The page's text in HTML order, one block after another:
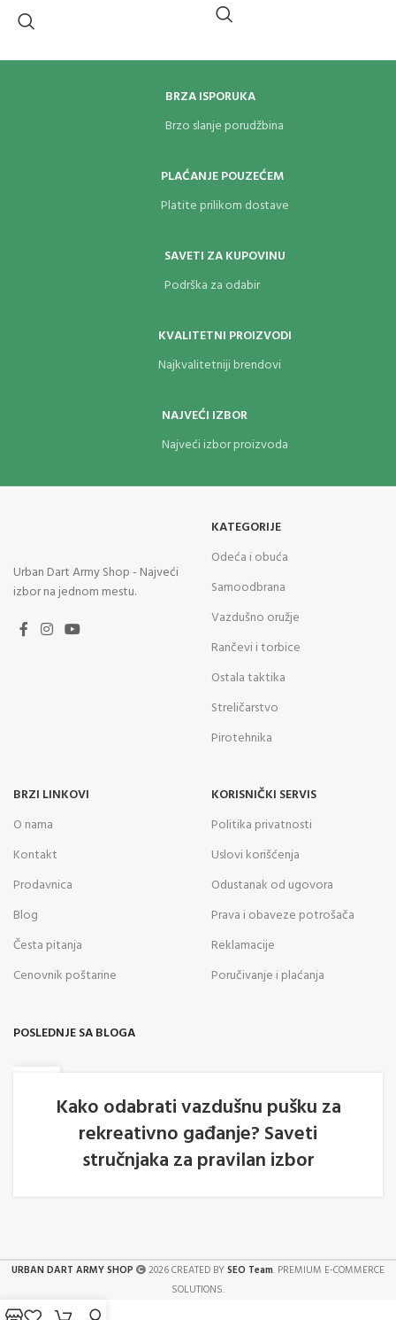
Metalnim nožićem napraviti varnicu
BRZA ISPORUKA
Brzo slanje porudžbina
PLAĆANJE POUZEĆEM
Platite prilikom dostave
SAVETI ZA KUPOVINU
Podrška za odabir
KVALITETNI PROIZVODI
Najkvalitetniji brendovi
NAJVEĆI IZBOR
Najveći izbor proizvoda
Urban Dart Army Shop - Najveći
izbor na jednom mestu.
KATEGORIJE
Odeća i obuća
Samoodbrana
Vazdušno oružje
Rančevi i torbice
Ostala taktika
Streličarstvo
Pirotehnika
BRZI LINKOVI
O nama
Kontakt
Prodavnica
Blog
Česta pitanja
Cenovnik poštarine
KORISNIČKI SERVIS
Politika privatnosti
Uslovi korišćenja
Odustanak od ugovora
Prava i obaveze potrošača
Reklamacije
Poručivanje i plaćanja
POSLEDNJE SA BLOGA
Kako odabrati vazdušnu pušku za
rekreativno gađanje? Saveti
stručnjaka za pravilan izbor
URBAN DART ARMY SHOP 2026 CREATED BYSEO Team. PREMIUM E-COMMERCE
SOLUTIONS.